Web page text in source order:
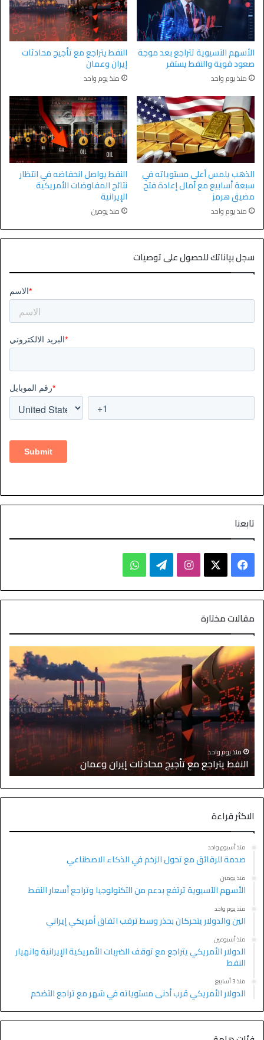
الأسهم الآسيوية تتراجع بعد موجة
صعود قوية والنفط يستقر
منذ يوم واحد
النفط يتراجع مع تأجيج محادثات
إيران وعمان
منذ يوم واحد
الذهب يلمس أعلى مستوياته في
سبعة أسابيع مع آمال إعادة فتح
مضيق هرمز
منذ يوم واحد
النفط يواصل انخفاضه في انتظار
نتائج المفاوضات الأمريكية
الإيرانية
منذ يومين
سجل بياناتك للحصول على توصيات
تابعنا
مقالات مختارة
منذ يوم واحد
النفط يتراجع مع تأجيج محادثات إيران وعمان
الاكثر قراءة
منذ أسبوع واحد
صدمة للرقائق مع تحول الزخم في الذكاء الاصطناعي
منذ يومين
الأسهم الآسيوية ترتفع بدعم من التكنولوجيا وتراجع أسعار النفط
منذ يوم واحد
الين والدولار يتحركان بحذر وسط ترقب اتفاق أمريكي إيراني
منذ أسبوعين
الدولار الأمريكي يتراجع مع توقف الضربات الأمريكية الإيرانية وانهيار
النفط
منذ 3 أسابيع
الدولار الأمريكي قرب أدنى مستوياته في شهر مع تراجع التضخم